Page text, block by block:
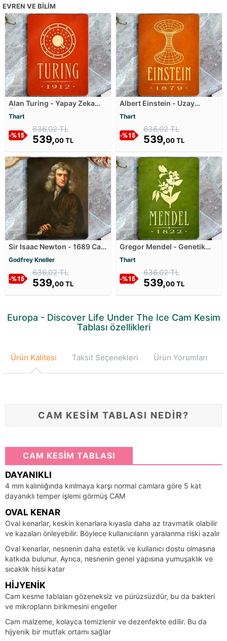
EVREN VE BILIM
Alan Turing - Yapay Zeka
Thart
636,02 TL
539,00 TL
Albert Einstein - Uzay
Kesim Tablası
Thart
636,02 TL
539,00 TL
Sir Isaac Newton - 1689 Cam
Kesim Tablası
Godfrey Kneller
636,02 TL
539,00 TL
Gregor Mendel - Genetik
Kesim Tablası
Thart
636,02 TL
539,00 TL
Europa - Discover Life Under The Ice Cam Kesim
Tablası özellikleri
Ürün Kalitesi Taksit Seçenekleri Ürün Yorumları
CAM KESİM TABLASI NEDİR?
CAM KESİM TABLASI
DAYANIKLI
4 mm kalınlığında kırılmaya karşı normal camlara göre 5 kat
dayanıklı temper işlemi görmüş CAM
OVAL KENAR
Oval kenarlar, keskin kenarlara kıyasla daha az travmatik olabilir
ve kazaları önleyebilir. Böylece kullanıcıların yaralanma riski azalır
Oval kenarlar, nesnenin daha estetik ve kullanıcı dostu olmasına
katkıda bulunur. Ayrıca, nesnenin genel yapısına yumuşaklık ve
sıcaklık hissi katar
HIJYENIK
Cam kesme tablaları gözeneksiz ve pürüzsüzdür, bu da bakteri
ve mikropların birikmesini engeller
Cam malzeme, kolayca temizlenir ve dezenfekte edilir. Bu da
hijyenik bir mutfak ortamı sağlar